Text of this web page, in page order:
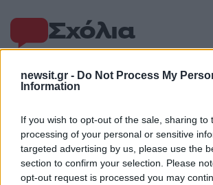
newsit.gr - Do Not Process My
Information
If you wish to opt-out of the sale, sharing to
processing of your personal or sensitive
targeted advertising by us, please use the
section to confirm your selection. Please
opt-out request is processed you may
Σχόλια